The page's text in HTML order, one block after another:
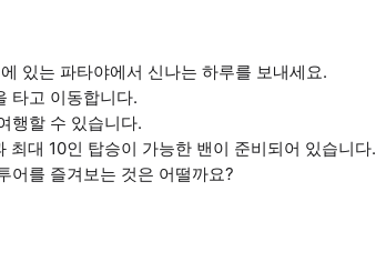
있는 파타야에서 신나는 하루를 보내세요.
타고 이동합니다.
행할 수 있습니다.
대 10인 탑승이 가능한 밴이 준비되어 있습니다.
어를 즐겨보는 것은 어떨까요?